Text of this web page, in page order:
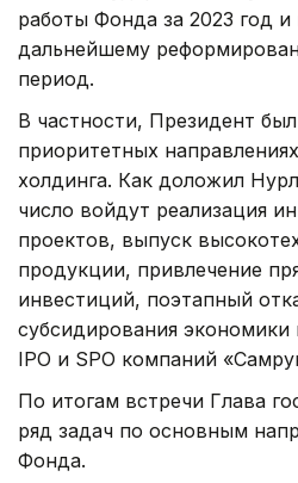
работы Фонда за 2023 год и
дальнейшему
период.
В частности, Президент
приоритетных
холдинга. Как доложил
число войдут реализация
проектов, выпуск
продукции, привлечение
инвестиций, поэтапный
субсидирования
IPO и SPO компаний
По итогам встречи Глава
ряд задач по основным
Фонда.